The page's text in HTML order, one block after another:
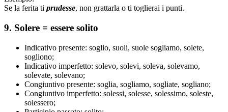
Se la ferita ti prudesse, non grattarla o ti toglierai i punti.
9. Solere = essere solito
Indicativo presente: soglio, suoli, suole sogliamo, solete,
sogliono;
Indicativo imperfetto: solevo, solevi, soleva, solevamo,
solevate, solevano;
Congiuntivo presente: soglia, sogliamo, sogliate, sogliano;
Congiuntivo imperfetto: solessi, solesse, solessimo, soleste,
solessero;